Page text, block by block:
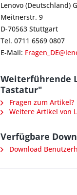
Lenovo (Deutschland)
Meitnerstr. 9
D-70563 Stuttgart
Tel. 0711 6569 0807
E-Mail:
Weiterführende
Tastatur"
Fragen zum Artikel?
Weitere Artikel von
Verfügbare
Download